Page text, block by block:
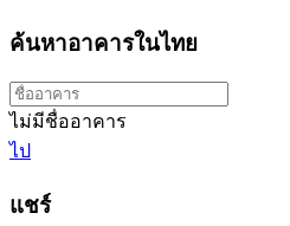
ค้นหาอาคารในไทย
ไม่มีชื่ออาคาร
ไป
แชร์